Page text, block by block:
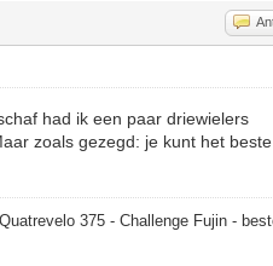
had ik een paar driewielers
zoals gezegd: je kunt het
375 - Challenge Fujin -